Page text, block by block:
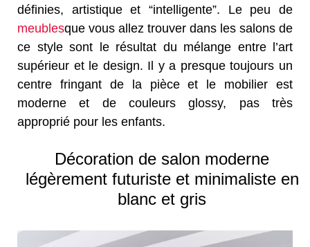
définies, artistique et “intelligente”. Le peu de
meublesque vous allez trouver dans les salons de
ce style sont le résultat du mélange entre l’art
supérieur et le design. Il y a presque toujours un
centre fringant de la pièce et le mobilier est
moderne et de couleurs glossy, pas très
approprié pour les enfants.
Décoration de salon moderne
légèrement futuriste et minimaliste en
blanc et gris